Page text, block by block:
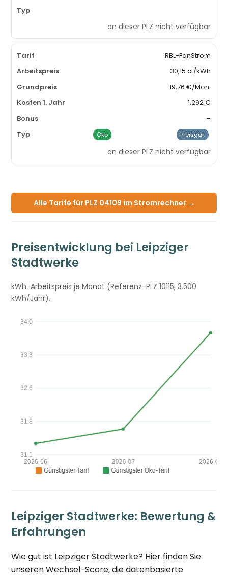
an dieser PLZ nicht verfügbar
RBL-FanStrom
30,15 ct/kWh
19,76 €/Mon.
1.292 €
–
Öko Preisgar.
an dieser PLZ nicht verfügbar
Alle Tarife für PLZ 04109 im Stromrechner →
Preisentwicklung bei Leipziger
Stadtwerke
kWh-Arbeitspreis je Monat (Referenz-PLZ 10115, 3.500
kWh/Jahr).
Leipziger Stadtwerke: Bewertung &
Erfahrungen
Wie gut ist Leipziger Stadtwerke? Hier finden Sie
unseren Wechsel-Score, die datenbasierte